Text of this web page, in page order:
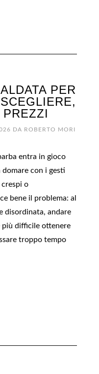
PER
DA ROBERTO MORI
entra in gioco
con i gesti
o
bene il problema: al
disordinata, andare
più difficile ottenere
troppo tempo